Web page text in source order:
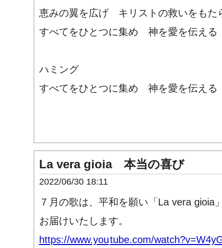
恵みの翼を広げ キリストの救いをもた
すべてをひとつに集め 神を愛を伝える
ハミング
すべてをひとつに集め 神を愛を伝える
La vera gioia 本当の喜び
2022/06/30 18:11
７月の歌は、平和を願い「La vera gioia
お届けいたします。
https://www.youtube.com/